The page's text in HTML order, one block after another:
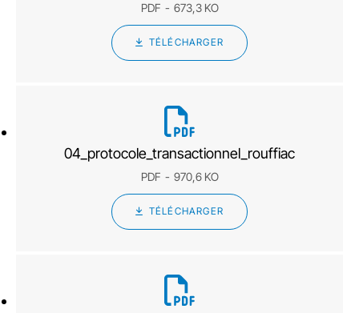
PDF 673,3 KO
TÉLÉCHARGER
04_protocole_transactionnel_rouffiac
PDF 970,6 KO
TÉLÉCHARGER